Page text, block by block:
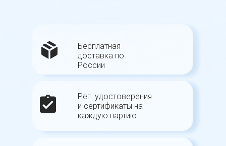
Бесплатная
доставка по
России
Рег. удостоверения
и сертификаты на
каждую партию